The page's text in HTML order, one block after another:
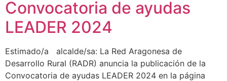
Convocatoria de ayudas
LEADER 2024
Estimado/a alcalde/sa: La Red Aragonesa de
Desarrollo Rural (RADR) anuncia la publicación de la
Convocatoria de ayudas LEADER 2024 en la página